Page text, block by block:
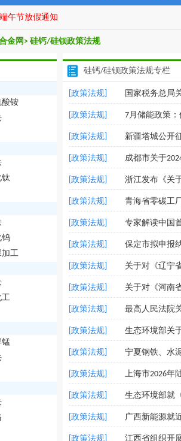
午节放假通知
金网> 硅钙/硅钡政策法规
酸铵
钛
钨
加工
工
锰
硅钙/硅钡政策法规专栏
[政策法规] 国家税务总局
[政策法规] 7月储能政策
[政策法规]
[政策法规] 成都市关于
[政策法规] 浙江发布《关
[政策法规] 青海省零碳工
[政策法规] 专家解读中国
[政策法规] 保定市拟申报
[政策法规]
[政策法规]
[政策法规] 最高人民法院
[政策法规] 生态环境部关
[政策法规] 宁夏钢铁、水
[政策法规] 上海市2026年
[政策法规]
[政策法规] 广西新能源就
[政策法规] 江西省组织开